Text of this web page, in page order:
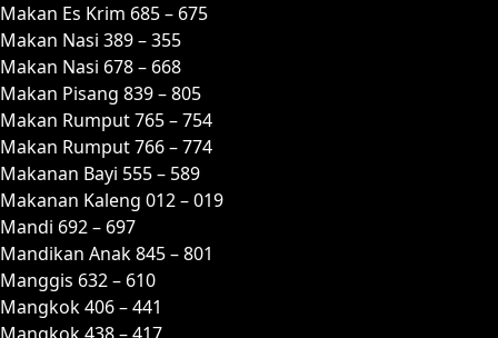
Makan Es Krim 685 – 675
Makan Nasi 389 – 355
Makan Nasi 678 – 668
Makan Pisang 839 – 805
Makan Rumput 765 – 754
Makan Rumput 766 – 774
Makanan Bayi 555 – 589
Makanan Kaleng 012 – 019
Mandi 692 – 697
Mandikan Anak 845 – 801
Manggis 632 – 610
Mangkok 406 – 441